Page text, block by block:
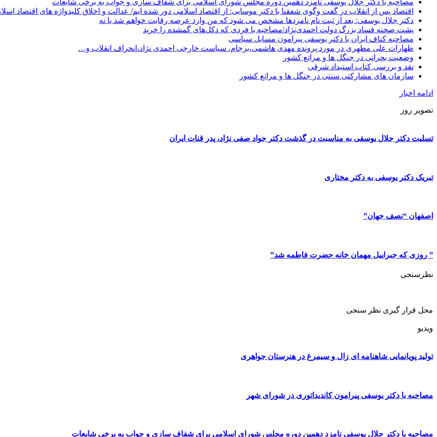
اقتصاد پس از انقلاب در گفت وگوی شفقنا با دکتر موسایی: از اقتصاد اسلامی دور شده ایم/ عدالت و اخلاق کلیدواژه های اقتصاد
دکتر جلال یوسفی: بعد از ثبت نام نامزدها مشخص می شود که من وارد عرصه رقابت خواهم شد یا نه
پشت صحنه فساد بزرگ دولت احمدی‌نژاد/مصاحبه با فردی که دکل‌های گمشده را خرید
مصاحبه کناف ایران با دکتر یوسفی پیرامون مسایل سیاسی
ظهارات علی مطهری در مورد پرونده مهدی هاشمی،برجام، سیاست خارجی احمدی نژاد،انحراف انقلاب و…
وضعیت بحرانی در جنگل ها و مراتع کشور
نقد و بررسی کتاب استبداد شرقی
سازمان های مشارکتی سنتی در جنگل ها و مراتع کشور
ادامه اخبار
تصویر روز
تسلیت دکتر جلال یوسفی به مناسبت در گذشت دکتر جواد صفی نژاد، پدر قنات ایران
تبریک دکتر یوسفی به دکتر مختاری
اصفهان “نصف جهان”
” روزی که جبراییل مهمان خانه حضرت فاطمه شد”
نظرسنجی
محل قرار گیری نظر سنجی
ویدیو
تولید پویانمایی شاهنامه ای زال و سیمرغ در هنرستان جواهری
مصاحبه با دکتر یوسفی پیرامون کاندیداتوری در شورای شهر
مصاحبه با دکتر جلال یوسفی نامزد دهمین دوره مجلس شورای اسلامی برای شفاف سازی و جواب به برخی شایعات